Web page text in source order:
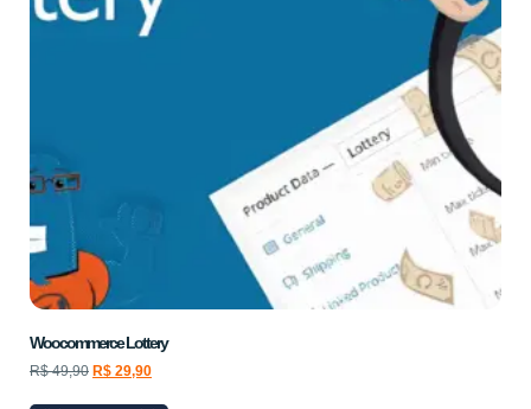
Woocommerce Lottery
R$49,90 R$ 29,90